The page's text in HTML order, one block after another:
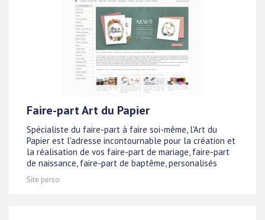
Faire-part Art du Papier
Spécialiste du faire-part à faire soi-même, l'Art du
Papier est l'adresse incontournable pour la création et
la réalisation de vos faire-part de mariage, faire-part
de naissance, faire-part de baptême, personalisés
Site perso